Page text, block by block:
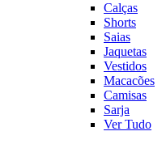
Calças
Shorts
Saias
Jaquetas
Vestidos
Macacões
Camisas
Sarja
Ver Tudo